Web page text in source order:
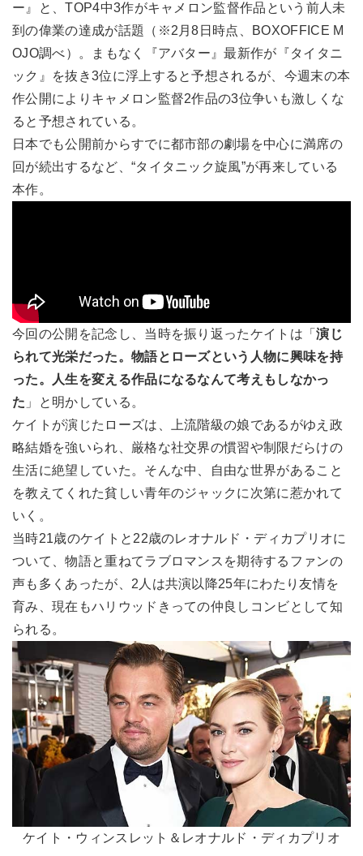
ー』と、TOP4中3作がキャメロン監督作品という前人未
到の偉業の達成が話題（※2月8日時点、BOXOFFICE M
OJO調べ）。まもなく『アバター』最新作が『タイタニ
ック』を抜き3位に浮上すると予想されるが、今週末の本
作公開によりキャメロン監督2作品の3位争いも激しくな
ると予想されている。
日本でも公開前からすでに都市部の劇場を中心に満席の
回が続出するなど、“タイタニック旋風”が再来している
本作。
今回の公開を記念し、当時を振り返ったケイトは「演じ
られて光栄だった。物語とローズという人物に興味を持
った。人生を変える作品になるなんて考えもしなかっ
た 」と明かしている。
ケイトが演じたローズは、上流階級の娘であるがゆえ政
略結婚を強いられ、厳格な社交界の慣習や制限だらけの
生活に絶望していた。そんな中、自由な世界があること
を教えてくれた貧しい青年のジャックに次第に惹かれて
いく。
当時21歳のケイトと22歳のレオナルド・ディカプリオに
ついて、物語と重ねてラブロマンスを期待するファンの
声も多くあったが、2人は共演以降25年にわたり友情を
育み、現在もハリウッドきっての仲良しコンビとして知
られる。
ケイト・ウィンスレット＆レオナルド・ディカプリオ